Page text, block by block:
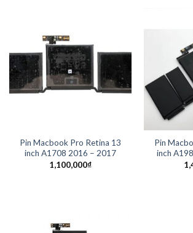
Pin Macbook Pro Retina 13
inch A1708 2016 – 2017
1,100,000₫
Pin
inch